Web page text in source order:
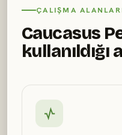
ÇALIŞMA
Caucasus
kullanıldığı